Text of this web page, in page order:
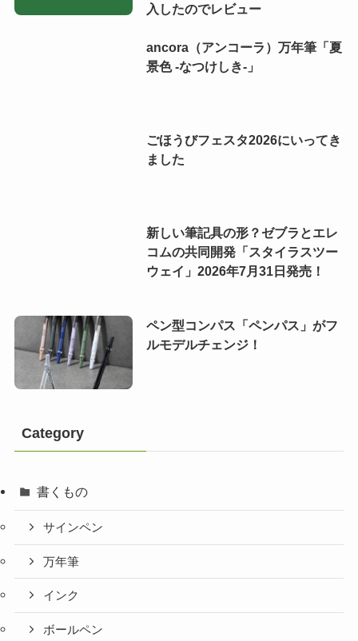
入したのでレビュー
ancora（アンコーラ）万年筆「夏
景色 -なつけしき-」
ごほうびフェスタ2026にいってき
ました
新しい筆記具の形？ゼブラとエレ
コムの共同開発「スタイラスツー
ウェイ」2026年7月31日発売！
ペン型コンパス「ペンパス」がフ
ルモデルチェンジ！
Category
書くもの
サインペン
万年筆
インク
ボールペン